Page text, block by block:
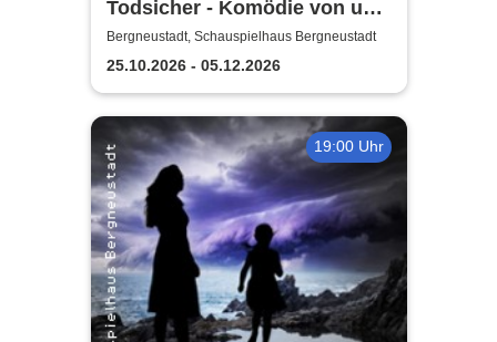
Todsicher - Komödie von und
mit Rita Winter
Bergneustadt, Schauspielhaus Bergneustadt
25.10.2026 - 05.12.2026
19:00 Uhr